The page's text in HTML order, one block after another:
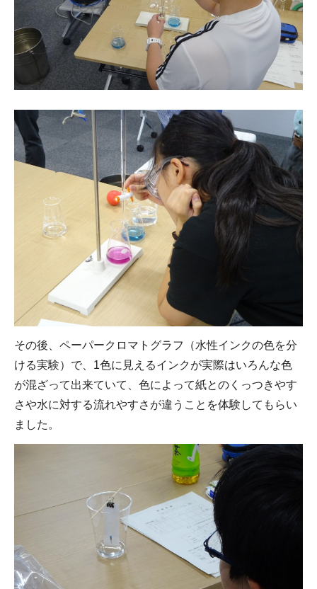
その後、ペーパークロマトグラフ（水性インクの色を分
ける実験）で、1色に見えるインクが実際はいろんな色
が混ざって出来ていて、色によって紙とのくっつきやす
さや水に対する流れやすさが違うことを体験してもらい
ました。